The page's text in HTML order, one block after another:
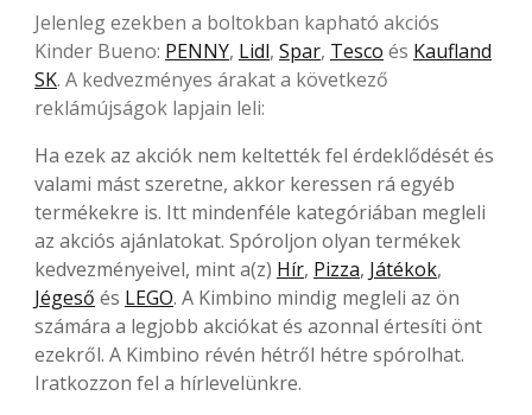
Jelenleg ezekben a boltokban kapható akciós
Kinder Bueno: PENNY, Lidl, Spar, Tesco és Kaufland
SK. A kedvezményes árakat a következő
reklámújságok lapjain leli:
Ha ezek az akciók nem keltették fel érdeklődését és
valami mást szeretne, akkor keressen rá egyéb
termékekre is. Itt mindenféle kategóriában megleli
az akciós ajánlatokat. Spóroljon olyan termékek
kedvezményeivel, mint a(z) Hír, Pizza, Játékok,
Jégeső és LEGO. A Kimbino mindig megleli az ön
számára a legjobb akciókat és azonnal értesíti önt
ezekről. A Kimbino révén hétről hétre spórolhat.
Iratkozzon fel a hírlevelünkre.